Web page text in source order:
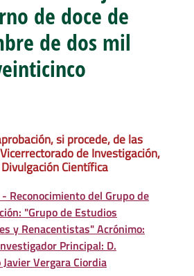
de doce de
de dos mil
si procede, de las
de Investigación,
Científica
Reconocimiento del Grupo de
"Grupo de Estudios
y Renacentistas" Acrónimo:
Principal: D.
Javier Vergara Ciordia